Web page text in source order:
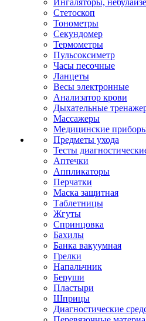
Ингаляторы,
Стетоскоп
Тонометры
Секундомер
Термометры
Пульсоксиметр
Часы песочные
Ланцеты
Весы электронные
Анализатор крови
Дыхательные
Массажеры
Медицинские
Предметы ухода
Тесты
Аптечки
Аппликаторы
Перчатки
Маска защитная
Таблетницы
Жгуты
Спринцовка
Бахилы
Банка вакуумная
Грелки
Напальчник
Беруши
Пластыри
Шприцы
Диагностические